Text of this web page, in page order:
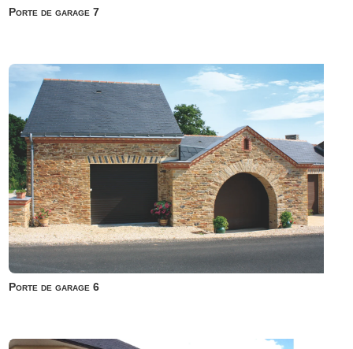
Porte de garage 7
Porte de garage 6